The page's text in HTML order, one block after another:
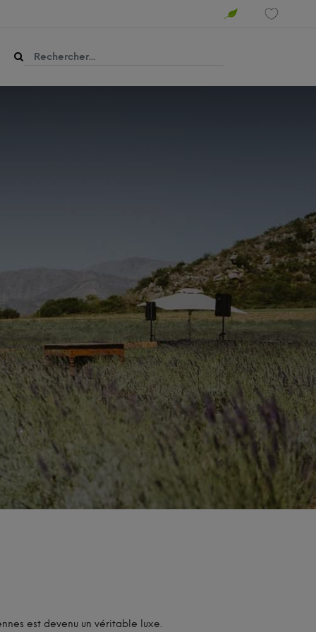
est devenu un véritable luxe.